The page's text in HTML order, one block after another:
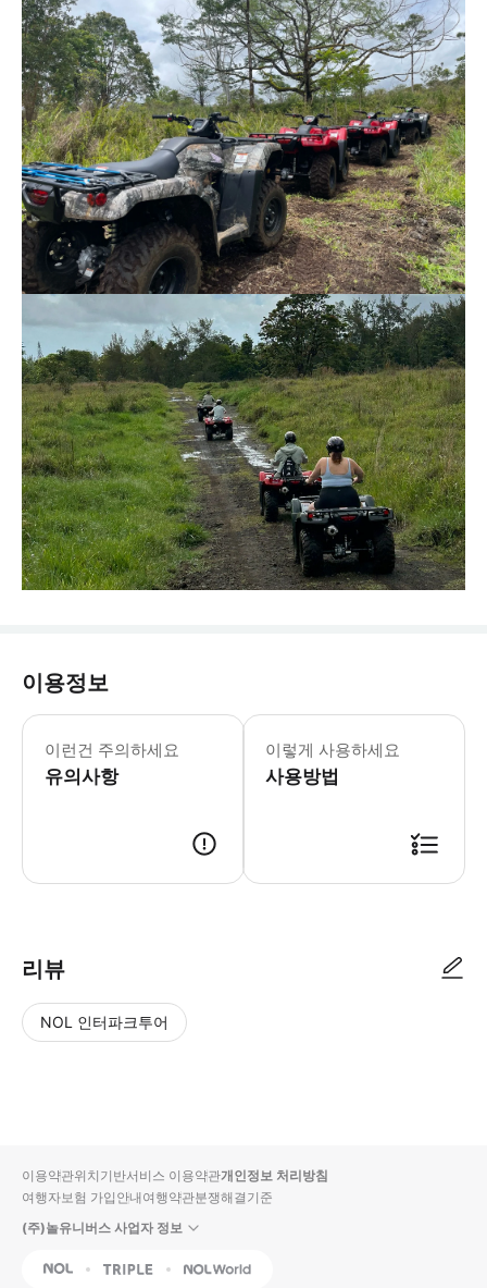
이용정보
이런건 주의하세요
유의사항
이렇게 사용하세요
사용방법
리뷰
NOL 인터파크투어
입니
다.
순
상
이용약관위치기반서비스 이용약관개인정보 처리방침
여행자보험 가입안내여행약관분쟁해결기준
(주)놀유니버스 사업자 정보
NOL Triple Interpark Global